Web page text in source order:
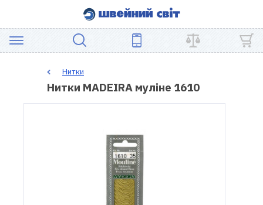
ШВЕЙНЕ
Нитки
Нитки MADEIRA муліне 1610